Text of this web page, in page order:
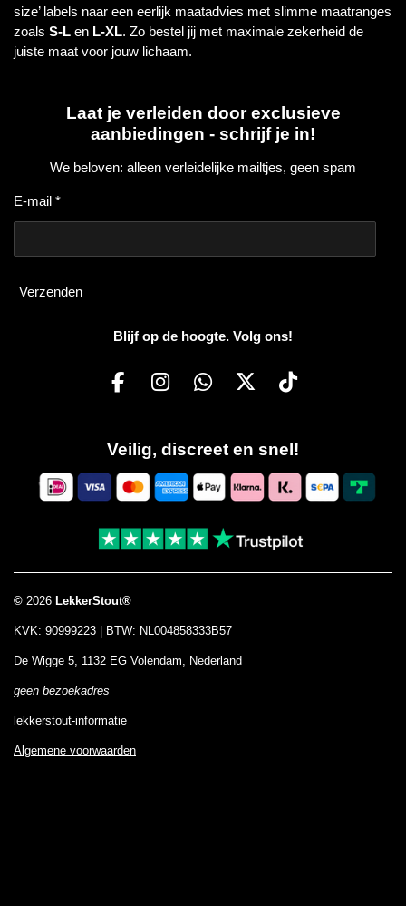
size’ labels naar een eerlijk maatadvies met slimme maatranges
zoals S-L en L-XL. Zo bestel jij met maximale zekerheid de
juiste maat voor jouw lichaam.
Laat je verleiden door exclusieve
aanbiedingen - schrijf je in!
We beloven: alleen verleidelijke mailtjes, geen spam
E-mail *
Verzenden
Blijf op de hoogte. Volg ons!
F
e
b
o
k
I
t
a
g
a
m
W
t
s
A
p
X
T
T
o
k
Veilig, discreet en snel!
© 2026 LekkerStout®
KVK: 90999223 | BTW: NL004858333B57
De Wigge 5, 1132 EG Volendam, Nederland
geen bezoekadres
lekkerstout-informatie
Algemene voorwaarden